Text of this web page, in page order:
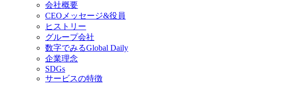
会社概要
CEOメッセージ&役員
ヒストリー
グループ会社
数字でみるGlobal Daily
企業理念
SDGs
サービスの特徴